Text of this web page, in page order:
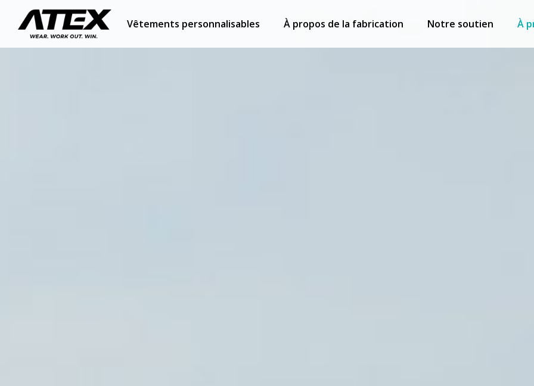
Vêtements personnalisables À propos de la fabrication Notre soutien À